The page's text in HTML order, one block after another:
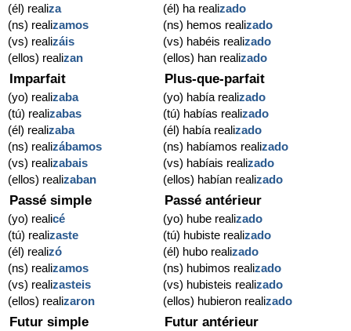
(él) realiza
(ns) realizamos
(vs) realizáis
(ellos) realizan
(él) ha realizado
(ns) hemos realizado
(vs) habéis realizado
(ellos) han realizado
Imparfait
(yo) realizaba
(tú) realizabas
(él) realizaba
(ns) realizábamos
(vs) realizabais
(ellos) realizaban
Plus-que-parfait
(yo) había realizado
(tú) habías realizado
(él) había realizado
(ns) habíamos realizado
(vs) habíais realizado
(ellos) habían realizado
Passé simple
(yo) realicé
(tú) realizaste
(él) realizó
(ns) realizamos
(vs) realizasteis
(ellos) realizaron
Passé antérieur
(yo) hube realizado
(tú) hubiste realizado
(él) hubo realizado
(ns) hubimos realizado
(vs) hubisteis realizado
(ellos) hubieron realizado
Futur simple Futur antérieur